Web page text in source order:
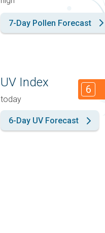
7-Day Pollen Forecast
UV Index
today
6
6-Day UV Forecast